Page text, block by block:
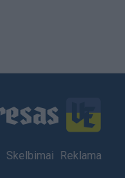
Skelbimai
Reklama